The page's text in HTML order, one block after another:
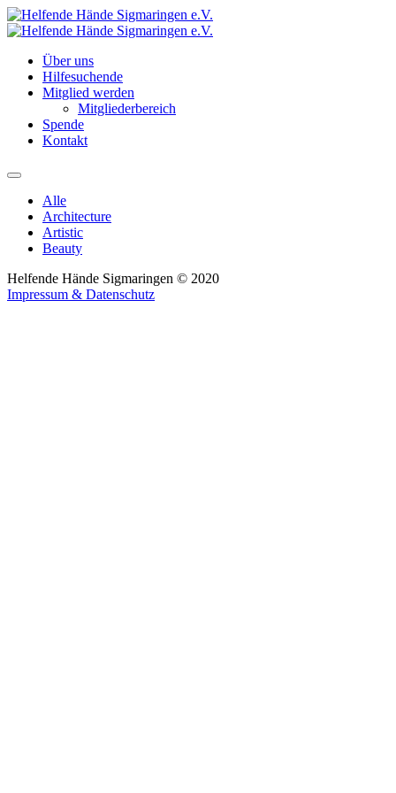
Über uns
Hilfesuchende
Mitglied werden
Mitgliederbereich
Spende
Kontakt
Hauptmenü
Alle
Architecture
Artistic
Beauty
Helfende Hände Sigmaringen © 2020
Impressum & Datenschutz